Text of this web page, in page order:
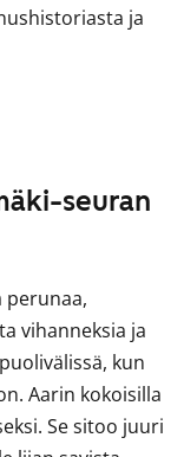
ja
seuran
perunaa,
vihanneksia ja
kun
Aarin kokoisilla
Se sitoo juuri